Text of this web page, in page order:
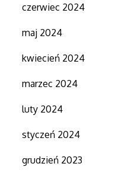
czerwiec 2024
maj 2024
kwiecień 2024
marzec 2024
luty 2024
styczeń 2024
grudzień 2023